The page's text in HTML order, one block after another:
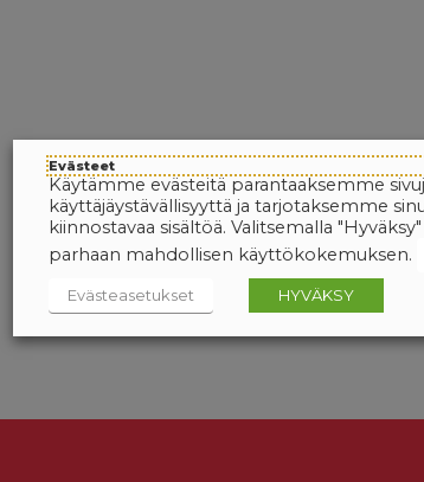
Evästeet
Käytämme evästeitä parantaaksemme
käyttäjäystävällisyyttä ja tarjotaksemme
kiinnostavaa sisältöä. Valitsemalla
parhaan mahdollisen käyttökokemuksen.
Evästeasetukset HYVÄKSY